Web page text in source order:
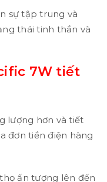
sự tập trung và
thái tinh thần và
7W tiết
lượng hơn và tiết
đơn tiền điện hàng
ấn tượng lên đến